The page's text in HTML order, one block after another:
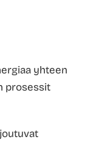
yhteen
prosessit